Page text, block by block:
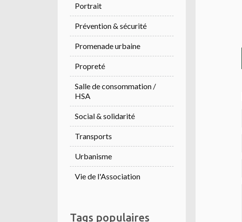
Portrait
Prévention & sécurité
Promenade urbaine
Propreté
Salle de consommation /
HSA
Social & solidarité
Transports
Urbanisme
Vie de l'Association
Tags populaires